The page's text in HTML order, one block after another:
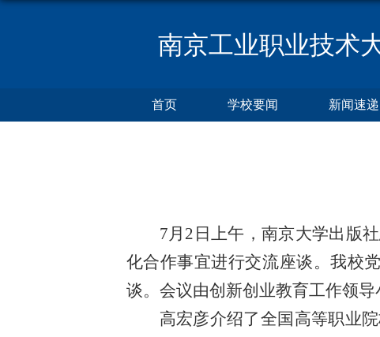
南京工业职业技术
首页 学校要闻 新闻速递
7月2日上午，南京大学出版
化合作事宜进行交流座谈。我校
谈。会议由创新创业教育工作领
高宏彦介绍了全国高等职业